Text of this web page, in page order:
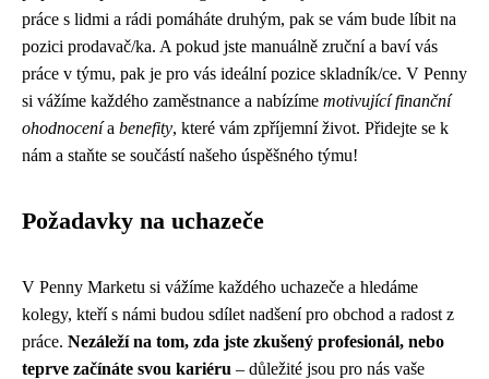
práce s lidmi a rádi pomáháte druhým, pak se vám bude líbit na
pozici prodavač/ka. A pokud jste manuálně zruční a baví vás
práce v týmu, pak je pro vás ideální pozice skladník/ce. V Penny
si vážíme každého zaměstnance a nabízíme motivující finanční
ohodnocenía benefity, které vám zpříjemní život. Přidejte se k
nám a staňte se součástí našeho úspěšného týmu!
Požadavky na uchazeče
V Penny Marketu si vážíme každého uchazeče a hledáme
kolegy, kteří s námi budou sdílet nadšení pro obchod a radost z
práce. Nezáleží na tom, zda jste zkušený profesionál, nebo
teprve začínáte svou kariéru – důležité jsou pro nás vaše